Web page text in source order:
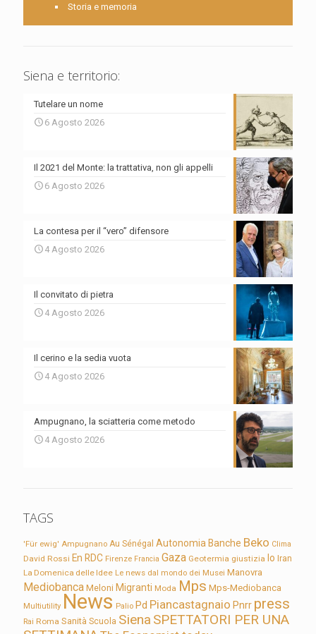
Storia e memoria
Siena e territorio:
Tutelare un nome
6 Agosto 2026
Il 2021 del Monte: la trattativa, non gli appelli
6 Agosto 2026
La contesa per il “vero” difensore
4 Agosto 2026
Il convitato di pietra
4 Agosto 2026
Il cerino e la sedia vuota
4 Agosto 2026
Ampugnano, la sciatteria come metodo
4 Agosto 2026
TAGS
'Für ewig' Ampugnano Au Sénégal Autonomia Banche Beko Clima
David Rossi En RDC Firenze Francia Gaza Geotermia giustizia Io Iran
La Domenica delle Idee Le news dal mondo dei Musei Manovra
Mediobanca Meloni Migranti Moda Mps Mps-Mediobanca
Multiutility News Palio Pd Piancastagnaio Pnrr press
Rai Roma Sanità Scuola Siena SPETTATORI PER UNA